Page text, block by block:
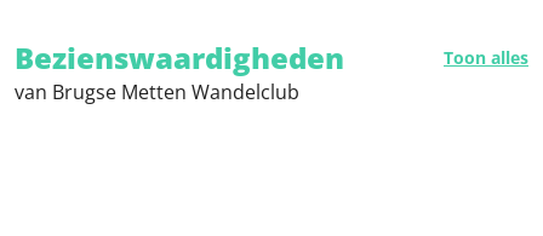
Bezienswaardigheden Toon alles
van Brugse Metten Wandelclub